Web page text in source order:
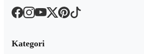
Kategori